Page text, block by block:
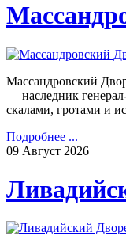
Массандровский
— наследник
скалами, гротами и
Подробнее ...
09 Август 2026